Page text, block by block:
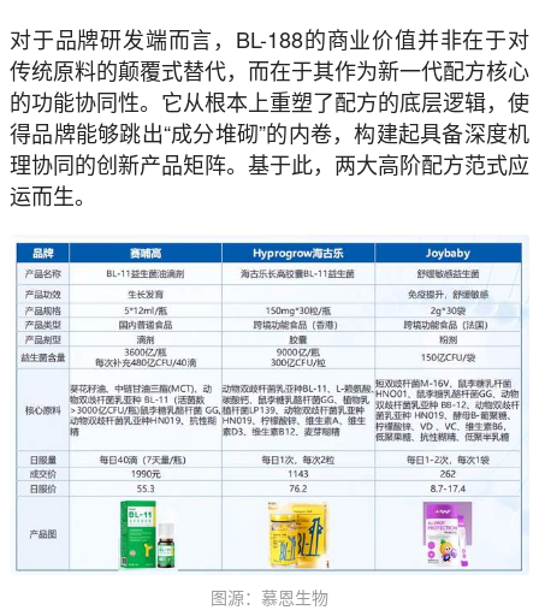
对于品牌研发端而言，BL-188的商业价值并非在于对
传统原料的颠覆式替代，而在于其作为新一代配方核心
的功能协同性。它从根本上重塑了配方的底层逻辑，使
得品牌能够跳出“成分堆砌”的内卷，构建起具备深度机
理协同的创新产品矩阵。基于此，两大高阶配方范式应
运而生。
图源：慕恩生物